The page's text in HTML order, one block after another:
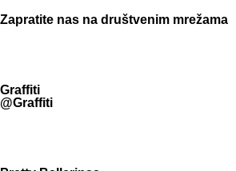
Zapratite nas na društvenim mrežama
Graffiti
@Graffiti